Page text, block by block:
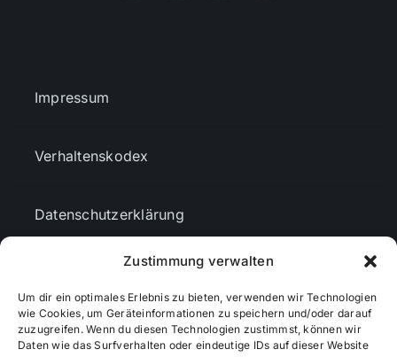
Zustimmung verwalten
Um dir ein optimales Erlebnis zu bieten, verwenden wir Technologien
wie Cookies, um Geräteinformationen zu speichern und/oder darauf
zuzugreifen. Wenn du diesen Technologien zustimmst, können wir
Daten wie das Surfverhalten oder eindeutige IDs auf dieser Website
Impressum
Verhaltenskodex
Datenschutzerklärung
Cookie-Richtlinie (EU)